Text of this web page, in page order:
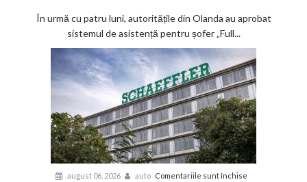
ține
datele
de
siguranță
ale
sistemului
„Full
Self-
Driving”
În urmă cu patru luni, autoritățile din Olanda au aprobat
sistemul de asistență pentru șofer „Full...
august 06, 2026 auto Comentariile sunt închise